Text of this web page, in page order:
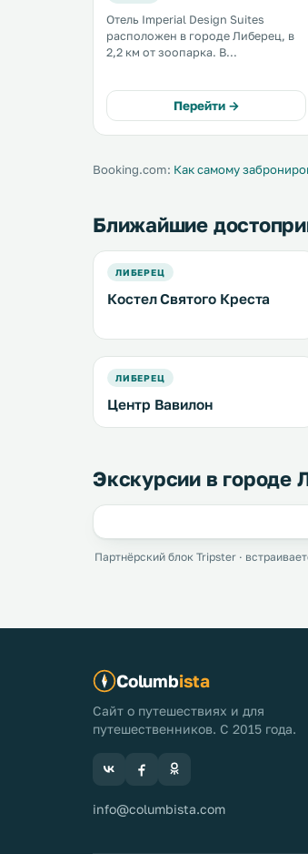
Отель Imperial Design Suites
расположен в городе Либерец, в
2,2 км от зоопарка. В
номера и бесплатный Wi-Fi на всей
территории. Имеются терраса,
помещение для хранения лыж,
Перейти →
Booking.com: Как самому
Ближайшие
ЛИБЕРЕЦ
Костел Святого Креста
ЛИБЕРЕЦ
Центр Вавилон
Экскурсии в городе
Партнёрский блок Tripster ·
Columbista
Сайт о путешествиях и для
путешественников. С 2015 года.
info@columbista.com